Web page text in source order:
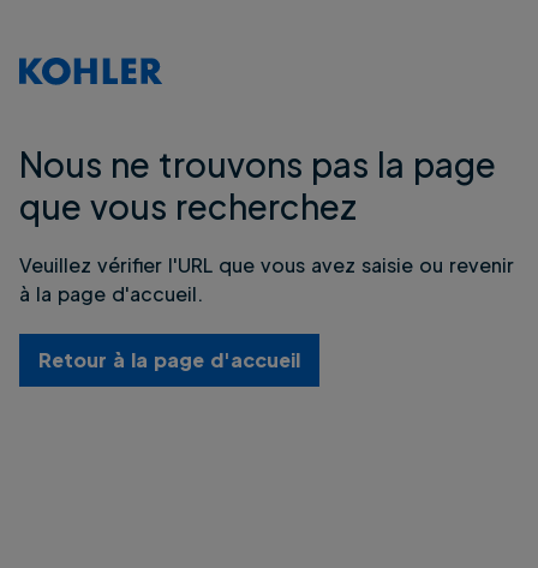
Nous ne trouvons pas la page
que vous recherchez
Veuillez vérifier l'URL que vous avez saisie ou revenir
à la page d'accueil.
Retour à la page d'accueil